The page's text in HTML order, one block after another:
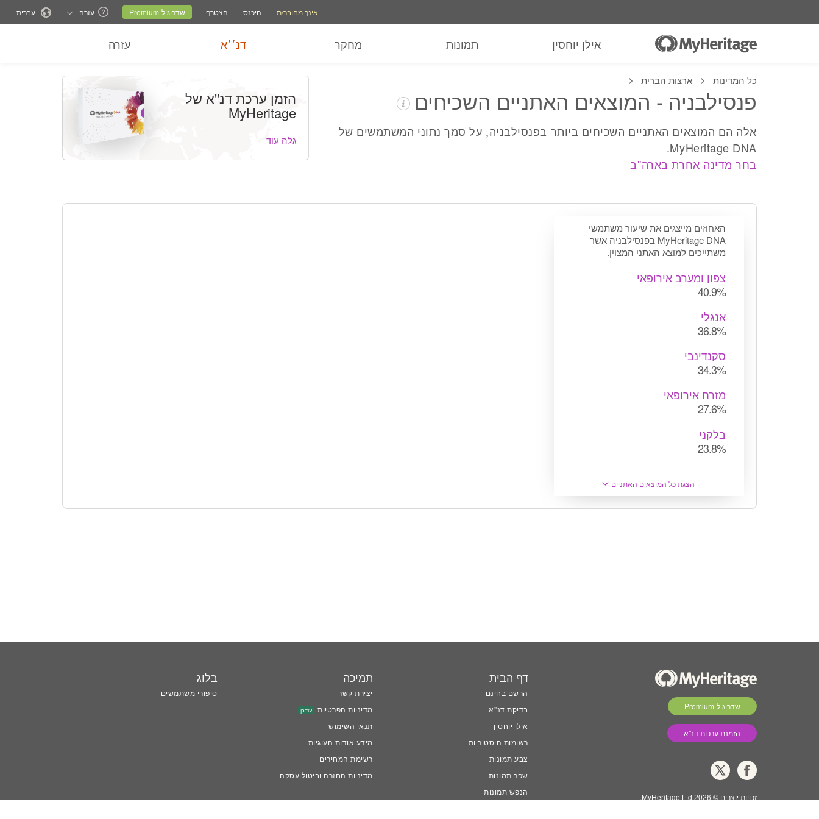
החלף אתר משפחתיאתר נוכחישינוי שפה
אינך מחובר/ת היכנס הצטרף שדרוג ל-Premium עזרה עברית
אילן יוחסין תמונות מחקר דנ׳׳א עזרה
כל המדינות ארצות הברית
פנסילבניה - המוצאים האתניים השכיחים
אלה הם המוצאים האתניים השכיחים ביותר בפנסילבניה, על סמך נתוני המשתמשים של
MyHeritage DNA.
בחר מדינה אחרת בארה''ב
הזמן ערכת דנ''א של
MyHeritage
גלה עוד
האחוזים מייצגים את שיעור משתמשי
MyHeritage DNA בפנסילבניה אשר
משתייכים למוצא האתני המצוין.
צפון ומערב אירופאי
40.9%
אנגלי
36.8%
סקנדינבי
34.3%
מזרח אירופאי
27.6%
בלקני
23.8%
הצגת כל המוצאים האתניים
שדרוג ל-Premium
הזמנת ערכות דנ''א
זכויות יוצרים © 2026 MyHeritage Ltd.
דף הבית
הרשם בחינם
בדיקת דנ''א
אילן יוחסין
רשומות היסטוריות
צבע תמונות
שפר תמונות
הנפש תמונות
תמיכה
יצירת קשר
מדיניות הפרטיות
עודכן
תנאי השימוש
מידע אודות העוגיות
רשימת המחירים
מדיניות החזרה וביטול עסקה
בלוג
סיפורי משתמשים